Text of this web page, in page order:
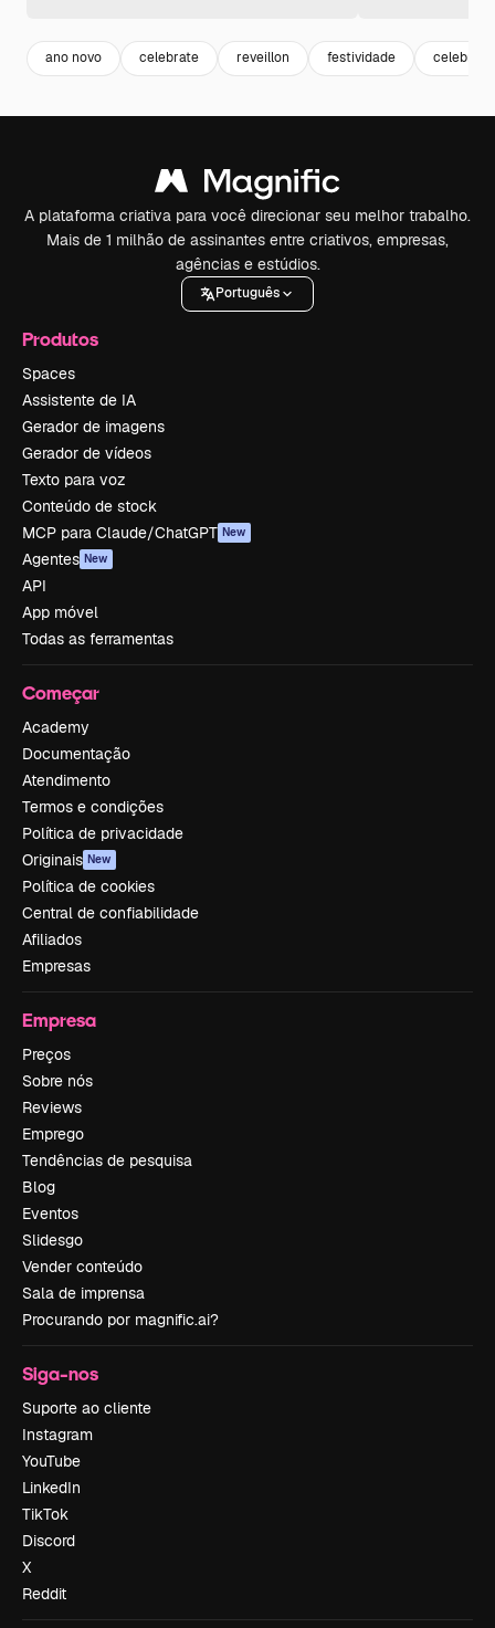
ano novo celebrate reveillon festividade
A plataforma criativa para você direcionar seu melhor trabalho.
Mais de 1 milhão de assinantes entre criativos, empresas,
agências e estúdios.
Português
Produtos
Spaces
Assistente de IA
Gerador de imagens
Gerador de vídeos
Texto para voz
Conteúdo de stock
MCP para Claude/ChatGPT New
Agentes New
API
App móvel
Todas as ferramentas
Começar
Academy
Documentação
Atendimento
Termos e condições
Política de privacidade
Originais New
Política de cookies
Central de confiabilidade
Afiliados
Empresas
Empresa
Preços
Sobre nós
Reviews
Emprego
Tendências de pesquisa
Blog
Eventos
Slidesgo
Vender conteúdo
Sala de imprensa
Procurando por magnific.ai?
Siga-nos
Suporte ao cliente
Instagram
YouTube
LinkedIn
TikTok
Discord
X
Reddit